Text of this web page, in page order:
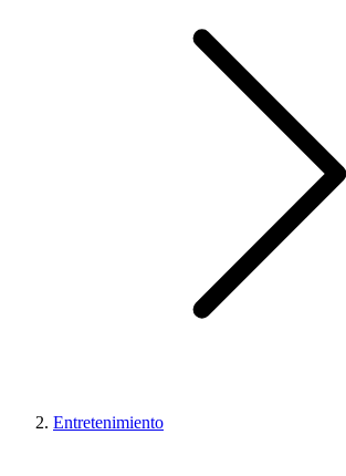
Entretenimiento